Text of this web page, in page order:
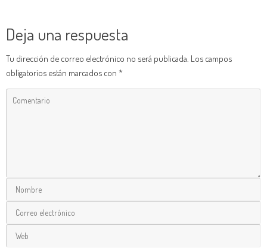
Deja una respuesta
Tu dirección de correo electrónico no será publicada. Los campos
obligatorios están marcados con *